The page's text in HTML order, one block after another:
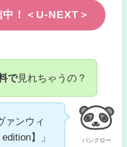
！＜U-NEXT＞
で見れちゃうの？
パンクロー
ァンウィ
】」